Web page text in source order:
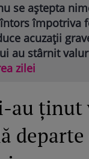
se aștepta
împotriva
acuzații
au stârnit
zilei
au ținut